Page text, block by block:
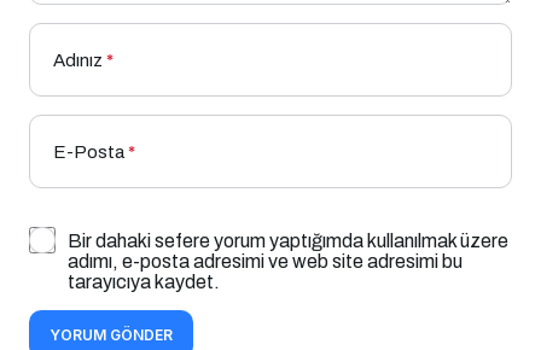
Adınız *
E-Posta*
Bir dahaki sefere yorum yaptığımda kullanılmak üzere
adımı, e-posta adresimi ve web site adresimi bu
tarayıcıya kaydet.
YORUM GÖNDER